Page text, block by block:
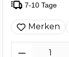
7-10 Tage
Merken